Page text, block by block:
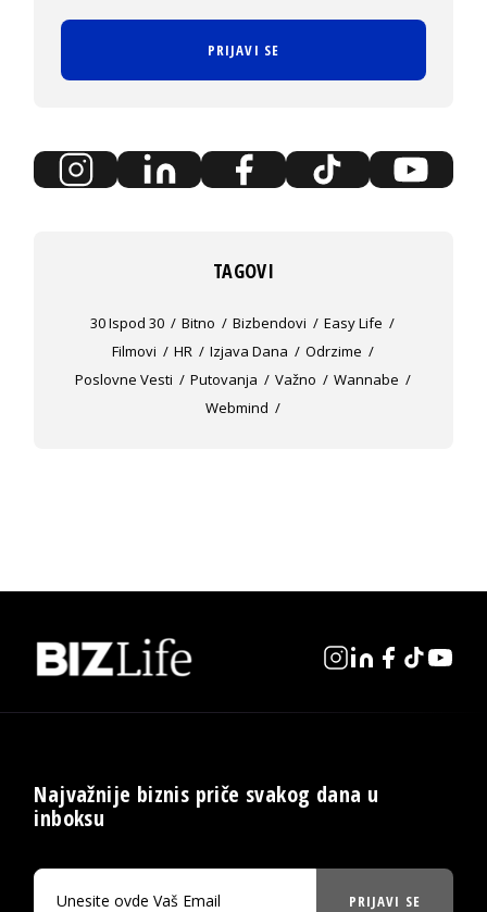
PRIJAVI SE
TAGOVI
30 Ispod 30 Bitno Bizbendovi
Easy Life
Filmovi
HR Izjava Dana
Odrzime
Poslovne Vesti
Putovanja Važno
Wannabe
Webmind
Najvažnije biznis priče svakog dana u
inboksu
PRIJAVI SE